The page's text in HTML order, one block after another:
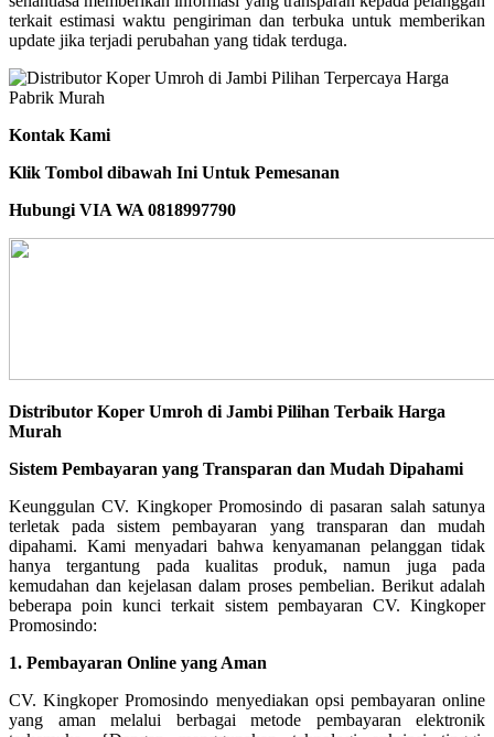
terkait estimasi waktu pengiriman dan terbuka untuk memberikan
update jika terjadi perubahan yang tidak terduga.
Kontak Kami
Klik Tombol dibawah Ini Untuk Pemesanan
Hubungi VIA WA 0818997790
Distributor Koper Umroh di Jambi Pilihan Terbaik Harga
Murah
Sistem Pembayaran yang Transparan dan Mudah Dipahami
Keunggulan CV. Kingkoper Promosindo di pasaran salah satunya
terletak pada sistem pembayaran yang transparan dan mudah
dipahami. Kami menyadari bahwa kenyamanan pelanggan tidak
hanya tergantung pada kualitas produk, namun juga pada
kemudahan dan kejelasan dalam proses pembelian. Berikut adalah
beberapa poin kunci terkait sistem pembayaran CV. Kingkoper
Promosindo:
1. Pembayaran Online yang Aman
CV. Kingkoper Promosindo menyediakan opsi pembayaran online
yang aman melalui berbagai metode pembayaran elektronik